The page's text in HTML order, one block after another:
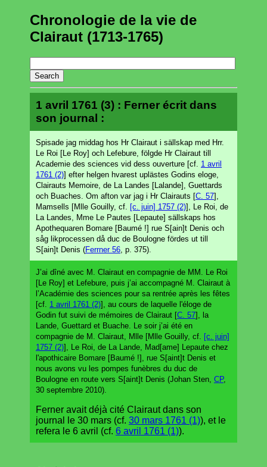
Chronologie de la vie de
Clairaut (1713-1765)
1 avril 1761 (3) : Ferner écrit dans
son journal :
Spisade jag middag hos Hr Clairaut i sällskap med Hrr.
Le Roi [Le Roy] och Lefebure, fölgde Hr Clairaut till
Academie des sciences vid dess ouverture [cf. 1 avril
1761 (2)] efter helgen hvarest uplästes Godins eloge,
Clairauts Memoire, de La Landes [Lalande], Guettards
och Buaches. Om afton var jag i Hr Clairauts [C. 57],
Mamsells [Mlle Gouilly, cf.
[c. juin] 1757 (2)], Le Roi, de
La Landes, Mme Le Pautes [Lepaute] sällskaps hos
Apothequaren Bomare [Baumé !] rue S[ain]t Denis och
såg likprocessen då duc de Boulogne fördes ut till
S[ain]t Denis (Ferrner 56 , p. 375).
J’ai dîné avec M. Clairaut en compagnie de MM. Le Roi
[Le Roy] et Lefebure, puis j’ai accompagné M. Clairaut à
l’Académie des sciences pour sa rentrée après les fêtes
[cf. 1 avril 1761 (2)], au cours de laquelle l'éloge de
Godin fut suivi de mémoires de Clairaut [C. 57], la
Lande, Guettard et Buache. Le soir j’ai été en
compagnie de M. Clairaut, Mlle [Mlle Gouilly, cf.
[c. juin]
1757 (2)], Le Roi, de La Lande, Mad[ame] Lepaute chez
l'apothicaire Bomare [Baumé !], rue S[aint]t Denis et
nous avons vu les pompes funèbres du duc de
Boulogne en route vers S[aint]t Denis (Johan Sten, CP,
30 septembre 2010).
Ferner avait déjà cité Clairaut dans son
journal le 30 mars (cf. 30 mars 1761 (1)), et le
refera le 6 avril (cf. 6 avril 1761 (1)).